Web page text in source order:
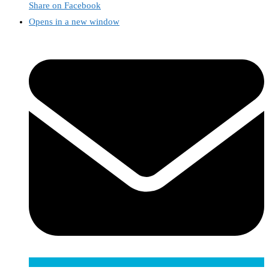
Share on Facebook
Opens in a new window